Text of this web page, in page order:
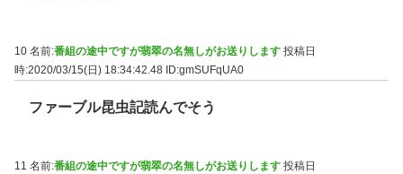
10 名前:番組の途中ですが翡翠の名無しがお送りします 投稿日
時:2020/03/15(日) 18:34:42.48 ID:gmSUFqUA0
ファーブル昆虫記読んでそう
11 名前:番組の途中ですが翡翠の名無しがお送りします 投稿日